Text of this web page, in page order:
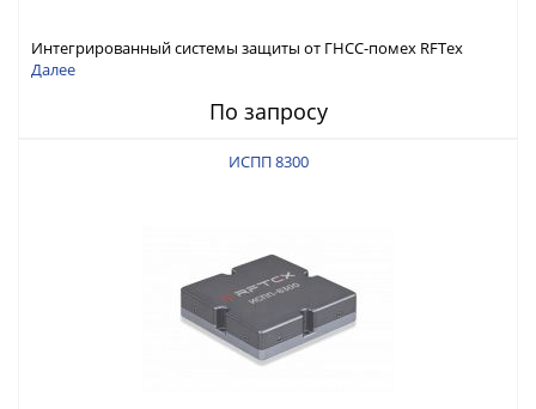
Интегрированный системы защиты от ГНСС-помех RFТех
ИСПП 8400
Далее
По запросу
ИСПП 8300